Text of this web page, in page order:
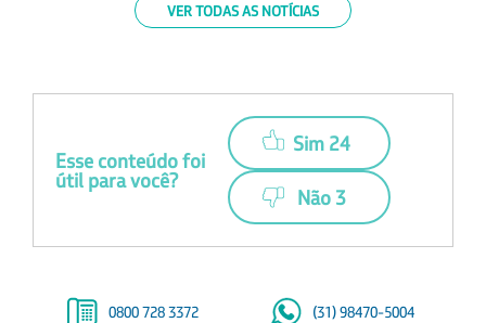
VER TODAS AS NOTÍCIAS
Esse conteúdo foi
útil para você?
Sim 24
Não 3
0800 728 3372 (31) 98470-5004